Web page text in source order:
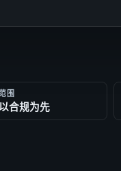
围
以合规为先